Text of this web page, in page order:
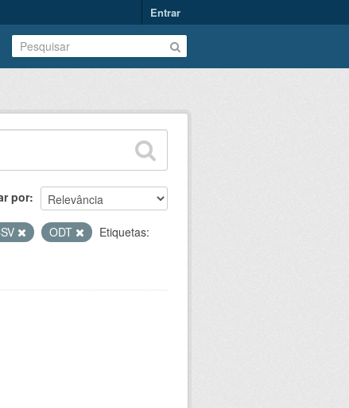
Entrar
por
ODT
Etiquetas: